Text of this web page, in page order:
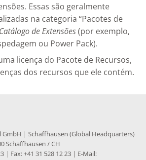
Essas são geralmente
na categoria “Pacotes de
Catálogo de Extensões(por exemplo,
ou Power Pack).
licença do Pacote de Recursos,
dos recursos que ele contém.
| Schaffhausen (Global Headquarters)
Schaffhausen / CH
| Fax: +41 31 528 12 23 | E-Mail: